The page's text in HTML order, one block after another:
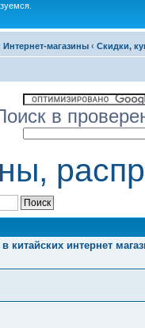
Интернет-магазины ‹ Скидки,
в
интернет